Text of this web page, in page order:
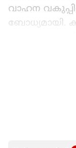
വാഹന
ബോധ്യമായി.